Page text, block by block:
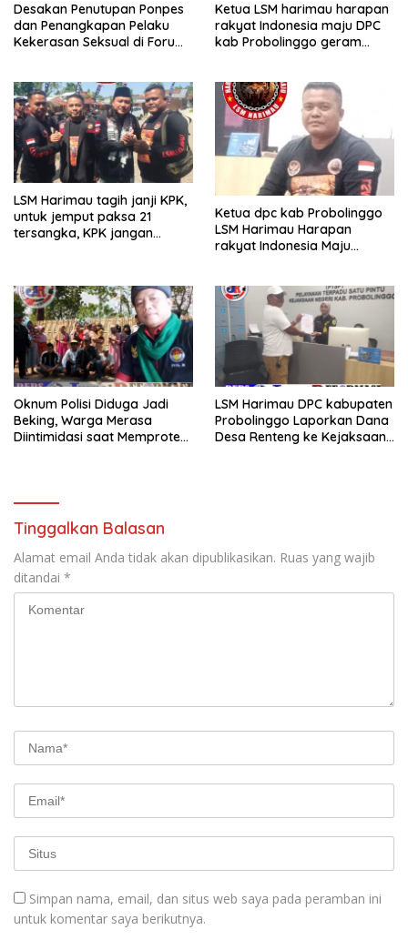
Desakan Penutupan Ponpes
dan Penangkapan Pelaku
Kekerasan Seksual di Forum
Ketua LSM harimau harapan
rakyat Indonesia maju DPC
kab Probolinggo geram
LSM Harimau tagih janji KPK,
untuk jemput paksa 21
tersangka, KPK jangan
Ketua dpc kab Probolinggo
LSM Harimau Harapan
rakyat Indonesia Maju
Oknum Polisi Diduga Jadi
Beking, Warga Merasa
Diintimidasi saat Memprotes
LSM Harimau DPC kabupaten
Probolinggo Laporkan Dana
Desa Renteng ke Kejaksaan,
Tinggalkan Balasan
Alamat email Anda tidak akan dipublikasikan. Ruas yang wajib
ditandai *
Simpan nama, email, dan situs web saya pada peramban ini
untuk komentar saya berikutnya.